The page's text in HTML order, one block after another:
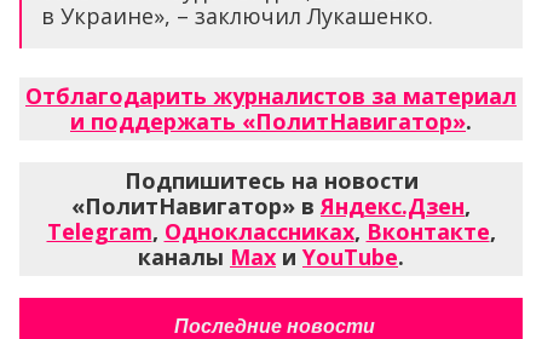
в Украине», – заключил Лукашенко.
Отблагодарить журналистов за материал
и поддержать «ПолитНавигатор».
Подпишитесь на новости
«ПолитНавигатор» вЯндекс.Дзен,
Telegram, Одноклассниках, Вконтакте,
каналы Max и YouTube.
Последние новости